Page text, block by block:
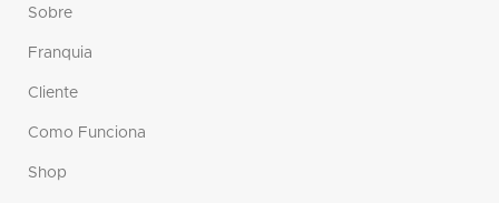
Sobre
Franquia
Cliente
Como Funciona
Shop